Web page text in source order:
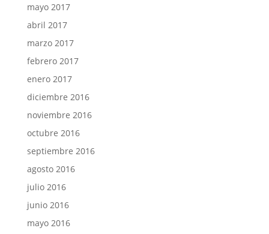
mayo 2017
abril 2017
marzo 2017
febrero 2017
enero 2017
diciembre 2016
noviembre 2016
octubre 2016
septiembre 2016
agosto 2016
julio 2016
junio 2016
mayo 2016